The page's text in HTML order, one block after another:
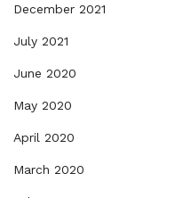
December 2021
July 2021
June 2020
May 2020
April 2020
March 2020